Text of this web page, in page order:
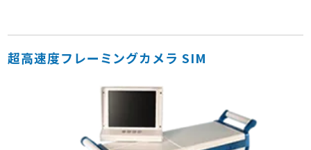
超高速度フレーミングカメラ SIM